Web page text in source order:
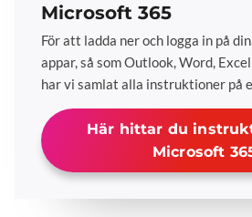
Microsoft 365
För att ladda ner och logga in på
appar, så som Outlook, Word,
har vi samlat alla instruktioner på
Här hittar du
Microsoft